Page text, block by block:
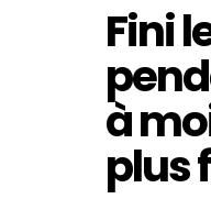
Fini
à
plus